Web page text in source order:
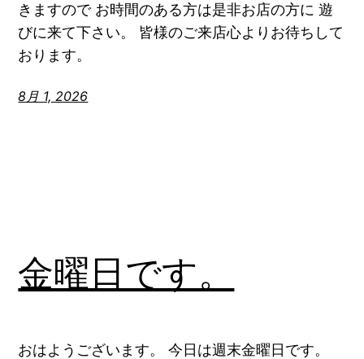
きますので お時間のある方は是非お店の方に 遊
びに来て下さい。 皆様のご来店心よりお待ちして
おります。
8月 1, 2026
金曜日です。
おはようございます。 今日は週末金曜日です。